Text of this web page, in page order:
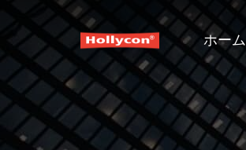
ホーム